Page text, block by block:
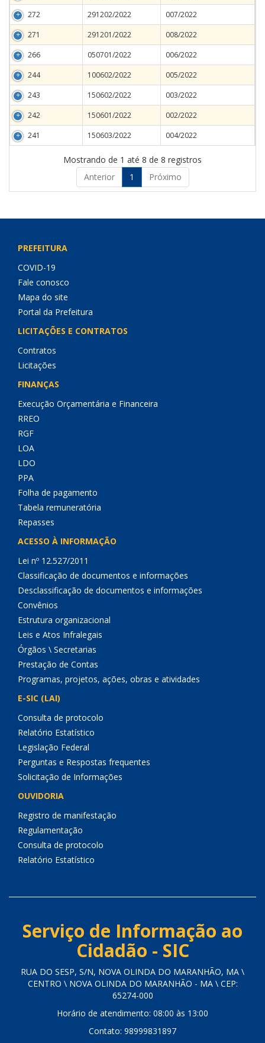
272
291202/2022
007/2022
271
291201/2022
008/2022
266
050701/2022
006/2022
244
100602/2022
005/2022
243
150602/2022
003/2022
242
150601/2022
002/2022
241
150603/2022 004/2022
Mostrando de 1 até 8 de 8 registros
Anterior
1 Próximo
PREFEITURA
COVID-19
Fale conosco
Mapa do site
Portal da Prefeitura
LICITAÇÕES E CONTRATOS
Contratos
Licitações
FINANÇAS
Execução Orçamentária e Financeira
RREO
RGF
LOA
LDO
PPA
Folha de pagamento
Tabela remuneratória
Repasses
ACESSO À INFORMAÇÃO
Lei nº 12.527/2011
Classificação de documentos e informações
Desclassificação de documentos e informações
Convênios
Estrutura organizacional
Leis e Atos Infralegais
Órgãos \ Secretarias
Prestação de Contas
Programas, projetos, ações, obras e atividades
E-SIC (LAI)
Consulta de protocolo
Relatório Estatístico
Legislação Federal
Perguntas e Respostas frequentes
Solicitação de Informações
OUVIDORIA
Registro de manifestação
Regulamentação
Consulta de protocolo
Relatório Estatístico
Serviço de Informação ao
Cidadão - SIC
RUA DO SESP, S/N, NOVA OLINDA DO MARANHÃO, MA \
CENTRO \ NOVA OLINDA DO MARANHÃO - MA \ CEP:
65274-000
Horário de atendimento: 08:00 às 13:00
Contato: 98999831897